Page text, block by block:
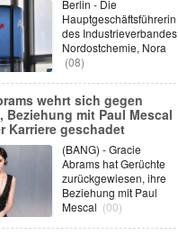
Berlin - Die
Hauptgeschäftsführerin
des Industrieverbandes
Nordostchemie, Nora
(08)
wehrt sich gegen
Beziehung mit Paul Mescal
Karriere geschadet
(BANG) - Gracie
Abrams hat Gerüchte
zurückgewiesen, ihre
Beziehung mit Paul
Mescal (00)